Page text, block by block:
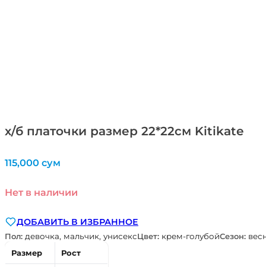
х/б платочки размер 22*22см Kitikate
115,000 сум
Нет в наличии
ДОБАВИТЬ В ИЗБРАННОЕ
Пол: девочка, мальчик, унисексЦвет: крем-голубойСезон:
Размер
Рост